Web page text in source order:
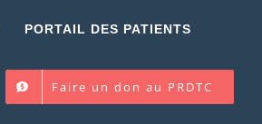
PORTAIL DES PATIENTS
Faire un don au PRDTC